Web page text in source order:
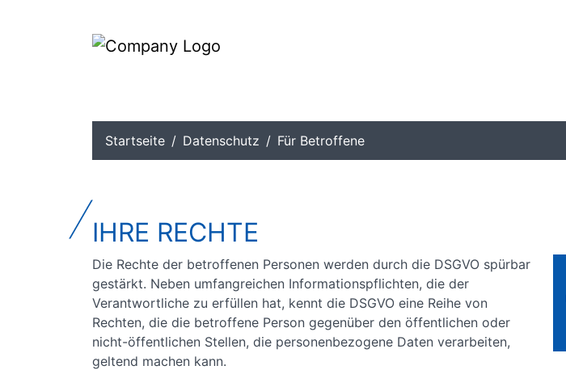
Startseite Datenschutz Für Betroffene
IHRE RECHTE
Die Rechte der betroffenen Personen werden durch die DSGVO spürbar
gestärkt. Neben umfangreichen Informationspflichten, die der
Verantwortliche zu erfüllen hat, kennt die DSGVO eine Reihe von
Rechten, die die betroffene Person gegenüber den öffentlichen oder
nicht-öffentlichen Stellen, die personenbezogene Daten verarbeiten,
geltend machen kann.